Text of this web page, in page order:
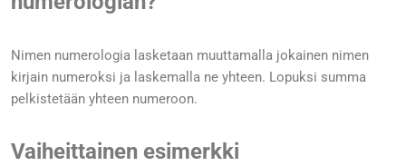
Nimen numerologia lasketaan muuttamalla jokainen nimen
kirjain numeroksi ja laskemalla ne yhteen. Lopuksi summa
pelkistetään yhteen numeroon.
Vaiheittainen esimerkki